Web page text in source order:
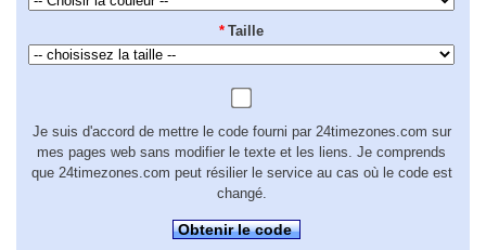
* Taille
Je suis d'accord de mettre le code fourni par 24timezones.com sur
mes pages web sans modifier le texte et les liens. Je comprends
que 24timezones.com peut résilier le service au cas où le code est
changé.
Obtenir le code